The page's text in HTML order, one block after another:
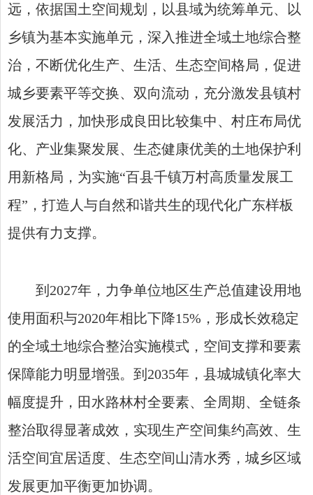
远，依据国土空间规划，以县域为统筹单元、以
乡镇为基本实施单元，深入推进全域土地综合整
治，不断优化生产、生活、生态空间格局，促进
城乡要素平等交换、双向流动，充分激发县镇村
发展活力，加快形成良田比较集中、村庄布局优
化、产业集聚发展、生态健康优美的土地保护利
用新格局，为实施“百县千镇万村高质量发展工
程”，打造人与自然和谐共生的现代化广东样板
提供有力支撑。
到2027年，力争单位地区生产总值建设用地
使用面积与2020年相比下降15%，形成长效稳定
的全域土地综合整治实施模式，空间支撑和要素
保障能力明显增强。到2035年，县城城镇化率大
幅度提升，田水路林村全要素、全周期、全链条
整治取得显著成效，实现生产空间集约高效、生
活空间宜居适度、生态空间山清水秀，城乡区域
发展更加平衡更加协调。